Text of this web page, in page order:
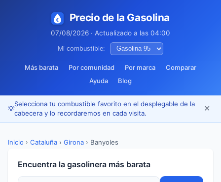
Precio de la Gasolina
07/08/2026 · Actualizado a las 04:00
Mi combustible:
Más barata Por comunidad Por marca
Comparar
Ayuda
Blog
💡
Selecciona tu combustible favorito en el desplegable de la
cabecera y lo recordaremos en cada visita.
✕
Inicio › Cataluña › Girona › Banyoles
Encuentra la gasolinera más barata